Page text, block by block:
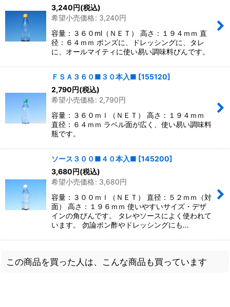
3,240円(税込)
希望小売価格: 3,240円
容量：３６０ml（ＮＥＴ） 高さ：１９４ｍｍ 直
径：６４ｍｍ ポンズに、ドレッシングに、タレ
に、オールマイティに使い易い調味料びんです。
ＦＳＡ３６０■３０本入■ [155120]
2,790円(税込)
希望小売価格: 2,790円
容量：３６０ｍｌ（ＮＥＴ） 高さ：１９４ｍｍ
直径：６４ｍｍ ラベル面が広く、使い易い調味料
瓶です。
ソース３００■４０本入■ [145200]
3,680円(税込)
希望小売価格: 3,680円
容量：３００ｍｌ（ＮＥＴ） 直径：５２ｍｍ（対
面） 高さ：１９６ｍｍ 使いやすいサイズ・デザ
インの角びんです。 タレやソースによく使われて
います。 勿論ポン酢やドレッシングにも…
この商品を買った人は、こんな商品も買っています